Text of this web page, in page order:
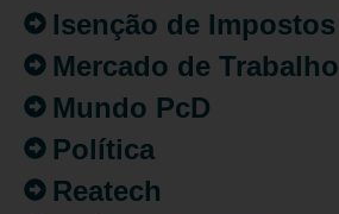
Isenção de Impostos
Mercado de Trabalho
Mundo PcD
Política
Reatech